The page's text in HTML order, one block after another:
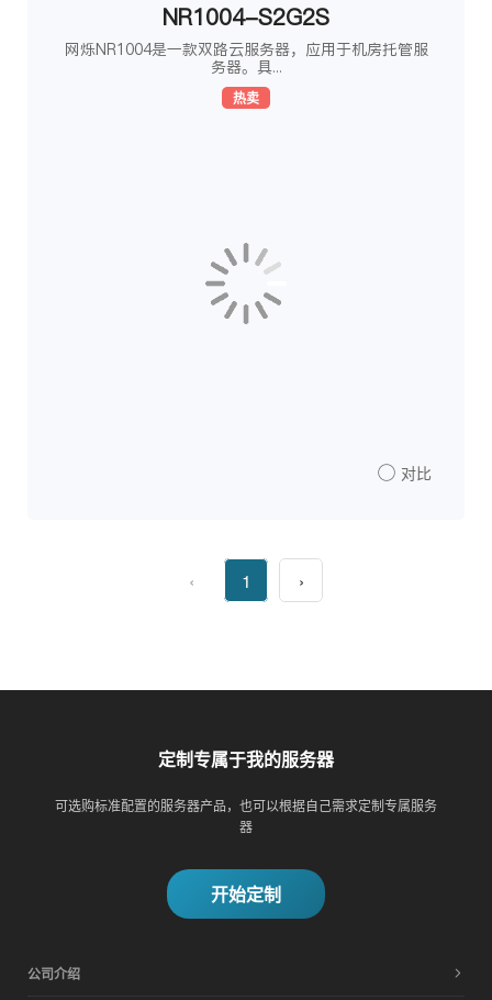
NR1004-S2G2S
网烁NR1004是一款双路云服务器，应用于机房托管服
务器。具...
热卖
对比
‹ 1 ›
定制专属于我的服务器
可选购标准配置的服务器产品，也可以根据自己需求定制专属服务
器
开始定制
公司介绍